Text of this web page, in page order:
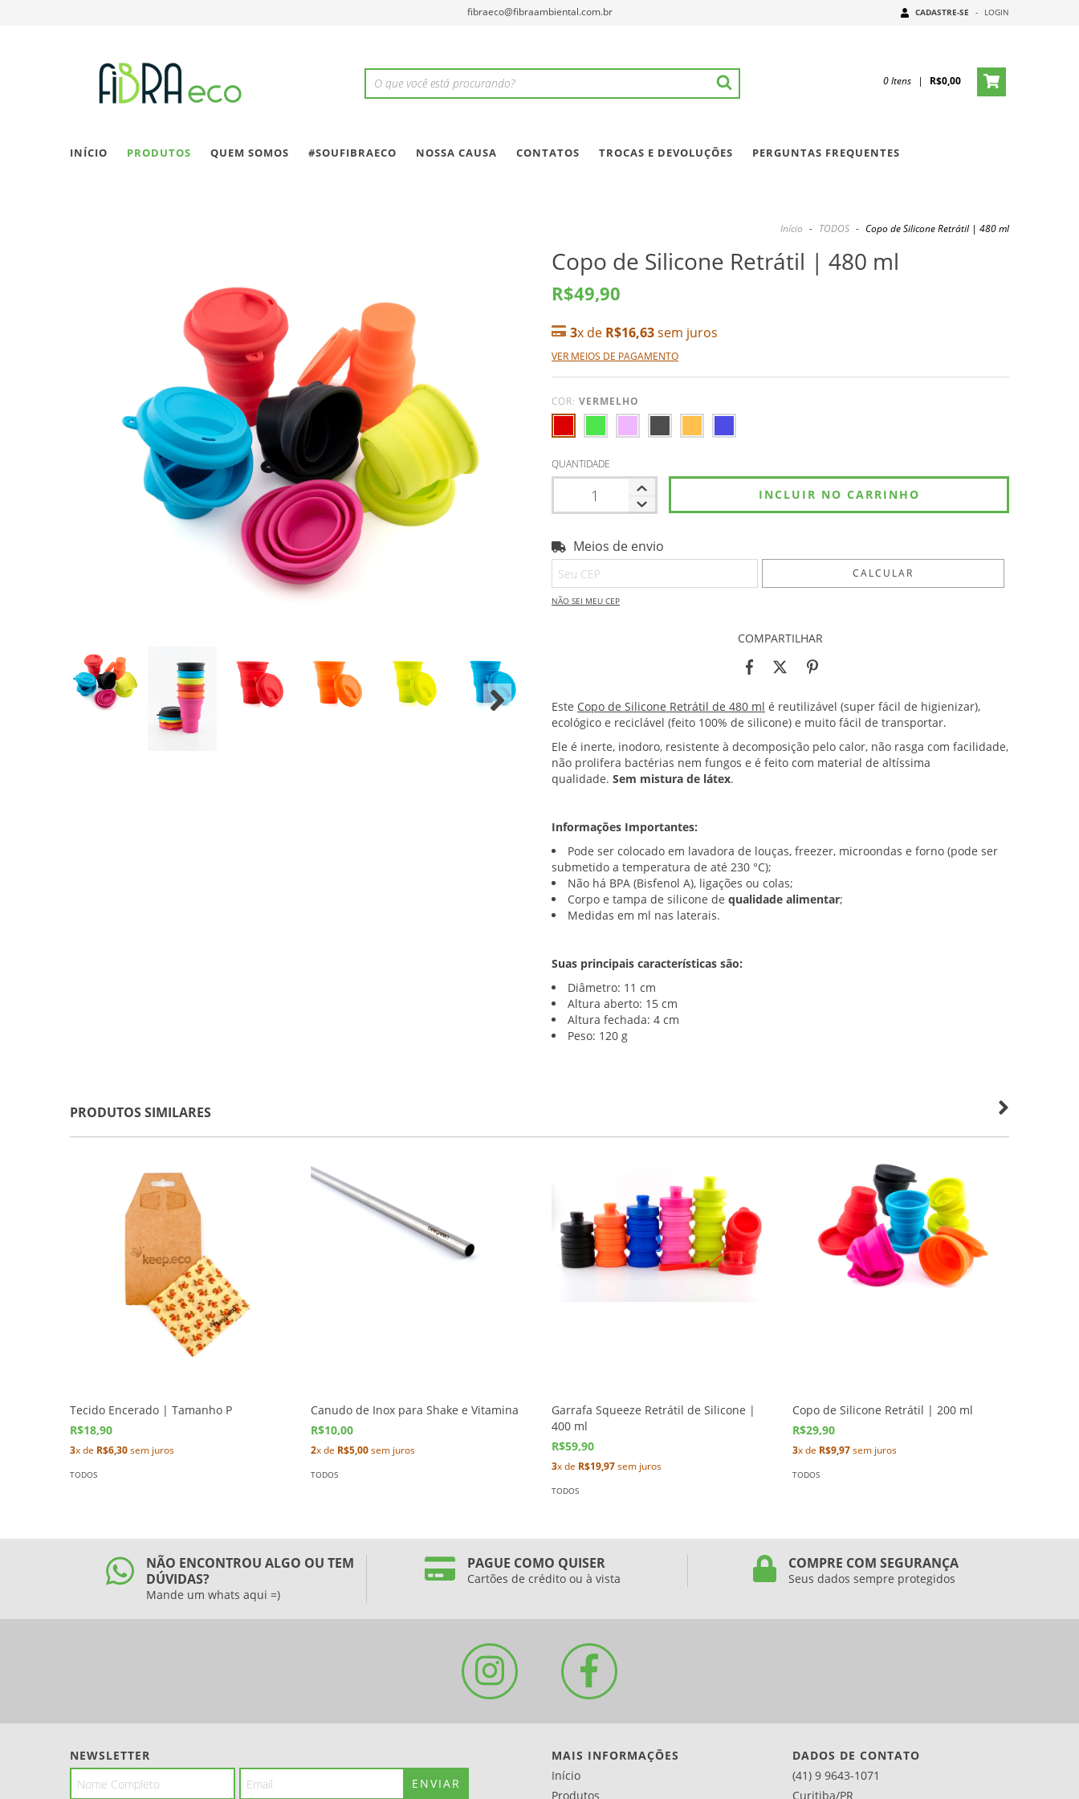
fibraeco@fibraambiental.com.br CADASTRE-SE - LOGIN
0Itens | R$0,00
INÍCIO PRODUTOS QUEM SOMOS #SOUFIBRAECO NOSSA CAUSA CONTATOS TROCAS E DEVOLUÇÕES PERGUNTAS FREQUENTES
Início - TODOS - Copo de Silicone Retrátil | 480 ml
Copo de Silicone Retrátil | 480 ml
R$49,90
3x de R$16,63sem juros
VER MEIOS DE PAGAMENTO
COR: VERMELHO
QUANTIDADE
Entregas para o CEP:
Meios de envio
CALCULAR
NÃO SEI MEU CEP
COMPARTILHAR
Este Copo de Silicone Retrátil de 480 ml é reutilizável (super fácil de higienizar),
ecológico e reciclável (feito 100% de silicone) e muito fácil de transportar.
Ele é inerte, inodoro, resistente à decomposição pelo calor, não rasga com facilidade,
não prolifera bactérias nem fungos e é feito com material de altíssima
qualidade. Sem mistura de látex.
Informações Importantes:
Pode ser colocado em lavadora de louças, freezer, microondas e forno (pode ser
submetido a temperatura de até 230 °C);
Não há BPA (Bisfenol A), ligações ou colas;
Corpo e tampa de silicone de qualidade alimentar;
Medidas em ml nas laterais.
Suas principais características são:
Diâmetro: 11 cm
Altura aberto: 15 cm
Altura fechada: 4 cm
Peso: 120 g
PRODUTOS SIMILARES
Tecido Encerado | Tamanho P
R$18,90
3x de R$6,30sem juros
TODOS
Canudo de Inox para Shake e Vitamina
R$10,00
2x de R$5,00sem juros
TODOS
Garrafa Squeeze Retrátil de Silicone |
400 ml
R$59,90
3x de R$19,97sem juros
TODOS
Copo de Silicone Retrátil | 200 ml
R$29,90
3x de R$9,97sem juros
TODOS
NÃO ENCONTROU ALGO OU TEM
DÚVIDAS?
Mande um whats aqui =)
PAGUE COMO QUISER
Cartões de crédito ou à vista
COMPRE COM SEGURANÇA
Seus dados sempre protegidos
NEWSLETTER
MAIS INFORMAÇÕES
Início
Produtos
DADOS DE CONTATO
(41) 9 9643-1071
Curitiba/PR